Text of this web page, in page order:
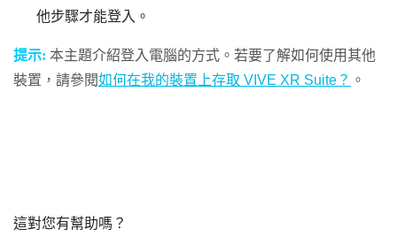
他步驟才能登入。
提示: 本主題介紹登入電腦的方式。若要了解如何使用其他
裝置，請參閱如何在我的裝置上存取 VIVE XR Suite？ 。
這對您有幫助嗎？